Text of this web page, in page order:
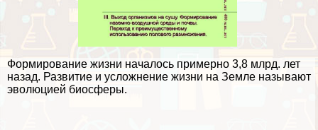
Формирование жизни началось примерно 3,8 млрд. лет
назад. Развитие и усложнение жизни на Земле называют
эволюцией биосферы.